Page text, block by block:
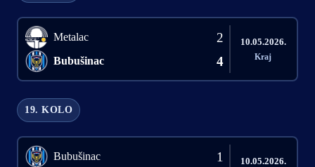
Metalac 2
Bubušinac 4
10.05.2026.
Kraj
19. KOLO
Bubušinac 1
10.05.2026.